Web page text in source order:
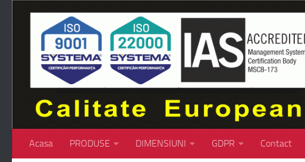
Skip to content
Acasa PRODUSE DIMENSIUNI GDPR Contact